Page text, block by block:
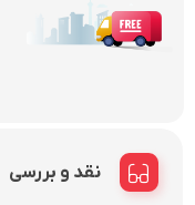
نقد و بررسی